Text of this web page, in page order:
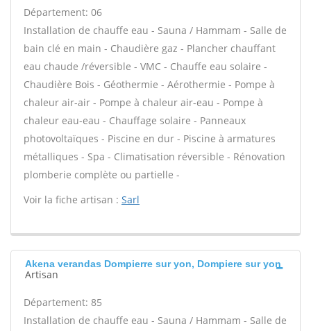
Département: 06
Installation de chauffe eau - Sauna / Hammam - Salle de
bain clé en main - Chaudière gaz - Plancher chauffant
eau chaude /réversible - VMC - Chauffe eau solaire -
Chaudière Bois - Géothermie - Aérothermie - Pompe à
chaleur air-air - Pompe à chaleur air-eau - Pompe à
chaleur eau-eau - Chauffage solaire - Panneaux
photovoltaïques - Piscine en dur - Piscine à armatures
métalliques - Spa - Climatisation réversible - Rénovation
plomberie complète ou partielle -
Voir la fiche artisan : Sarl
Akena verandas Dompierre sur yon, Dompiere sur yon
Artisan
Département: 85
Installation de chauffe eau - Sauna / Hammam - Salle de